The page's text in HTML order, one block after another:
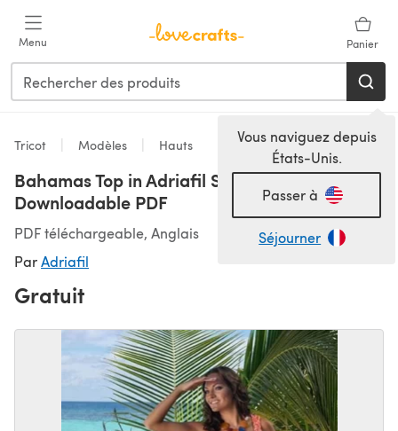
Menu Panier
Vous naviguez depuis
États-Unis.
Passer à
Séjourner
Tricot Modèles Hauts
Bahamas Top in Adriafil Swing -
Downloadable PDF
PDF téléchargeable, Anglais
ParAdriafil
Gratuit